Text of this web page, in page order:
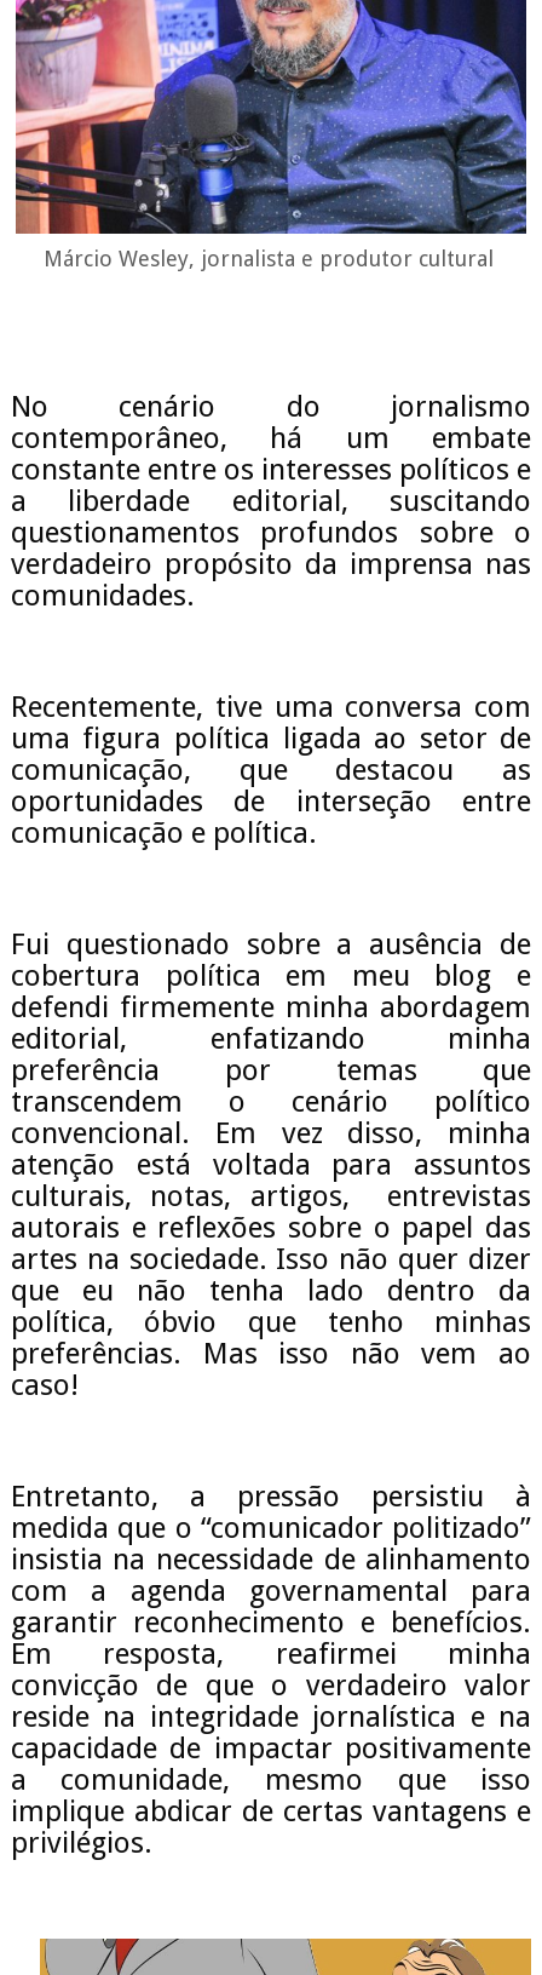
Márcio Wesley, jornalista e produtor cultural
No cenário do jornalismo
contemporâneo, há um embate
constante entre os interesses políticos e
a liberdade editorial, suscitando
questionamentos profundos sobre o
verdadeiro propósito da imprensa nas
comunidades.
Recentemente, tive uma conversa com
uma figura política ligada ao setor de
comunicação, que destacou as
oportunidades de interseção entre
comunicação e política.
Fui questionado sobre a ausência de
cobertura política em meu blog e
defendi firmemente minha abordagem
editorial, enfatizando minha
preferência por temas que
transcendem o cenário político
convencional. Em vez disso, minha
atenção está voltada para assuntos
culturais, notas, artigos, entrevistas
autorais e reflexões sobre o papel das
artes na sociedade. Isso não quer dizer
que eu não tenha lado dentro da
política, óbvio que tenho minhas
preferências. Mas isso não vem ao
caso!
Entretanto, a pressão persistiu à
medida que o “comunicador politizado”
insistia na necessidade de alinhamento
com a agenda governamental para
garantir reconhecimento e benefícios.
Em resposta, reafirmei minha
convicção de que o verdadeiro valor
reside na integridade jornalística e na
capacidade de impactar positivamente
a comunidade, mesmo que isso
implique abdicar de certas vantagens e
privilégios.